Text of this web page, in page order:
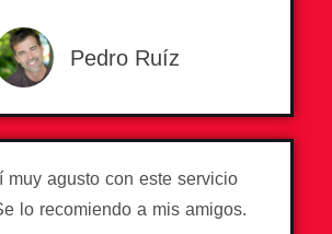
Pedro Ruíz
muy agusto con este servicio
lo recomiendo a mis amigos.